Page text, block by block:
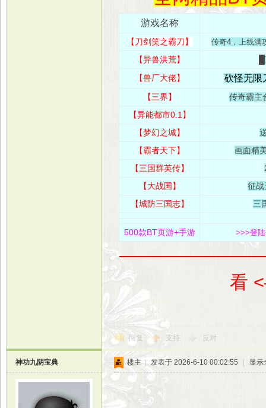
游戏名称
【刀剑笑之霸刀】 传奇4，上线满
【异兽洪荒】
【兽厂大佬】
砍怪无限
【三界】
传奇霸主
【异能都市0.1】
【梦幻之城】
【霸者天下】
画面精
【三国群英传】
【大战国】
征战
【城防三国志】
三
500款BT页游+手游 >>>登
——————————>
看
回复 支持 反对
神功九阴宝典 楼主 发表于 2026-6-10 00:02:55 显示